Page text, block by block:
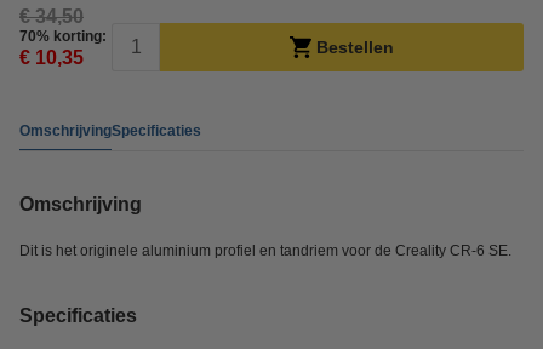
€ 34,50
70% korting:
€ 10,35 Bestellen
OmschrijvingSpecificaties
Omschrijving
Dit is het originele aluminium profiel en tandriem voor de Creality CR-6 SE.
Specificaties